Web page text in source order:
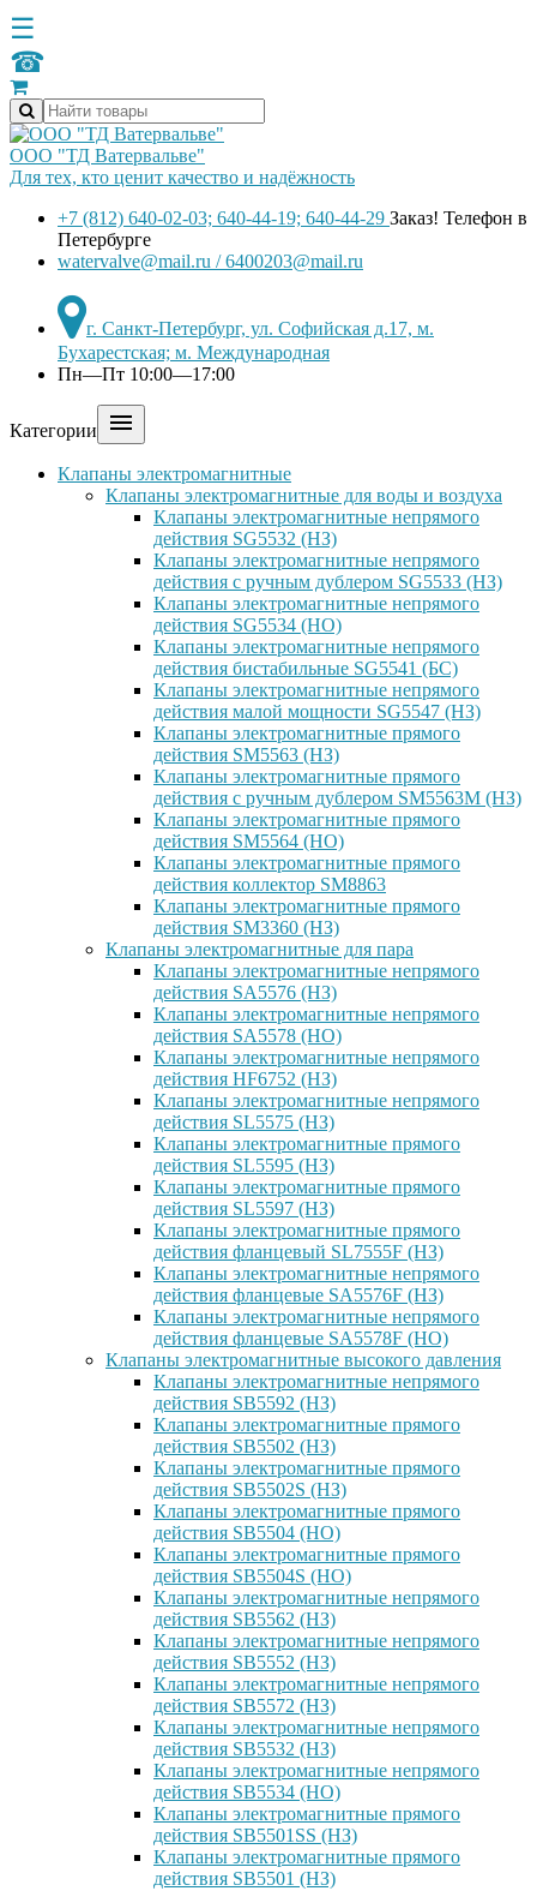
☰
☎
ООО "ТД Ватервальве"
Для тех, кто ценит качество и надёжность
+7 (812) 640-02-03; 640-44-19; 640-44-29 Заказ! Телефон в
Петербурге
watervalve@mail.ru / 6400203@mail.ru
г. Санкт-Петербург, ул. Софийская д.17, м.
Бухарестская; м. Международная
Пн—Пт 10:00—17:00
Категории 
Клапаны электромагнитные
Клапаны электромагнитные для воды и воздуха
Клапаны электромагнитные непрямого
действия SG5532 (НЗ)
Клапаны электромагнитные непрямого
действия с ручным дублером SG5533 (НЗ)
Клапаны электромагнитные непрямого
действия SG5534 (НО)
Клапаны электромагнитные непрямого
действия бистабильные SG5541 (БС)
Клапаны электромагнитные непрямого
действия малой мощности SG5547 (НЗ)
Клапаны электромагнитные прямого
действия SM5563 (НЗ)
Клапаны электромагнитные прямого
действия с ручным дублером SM5563M (НЗ)
Клапаны электромагнитные прямого
действия SM5564 (НО)
Клапаны электромагнитные прямого
дейcтвия коллектор SM8863
Клапаны электромагнитные прямого
действия SM3360 (НЗ)
Клапаны электромагнитные для пара
Клапаны электромагнитные непрямого
действия SA5576 (НЗ)
Клапаны электромагнитные непрямого
действия SA5578 (НО)
Клапаны электромагнитные непрямого
действия HF6752 (НЗ)
Клапаны электромагнитные непрямого
действия SL5575 (НЗ)
Клапаны электромагнитные прямого
действия SL5595 (НЗ)
Клапаны электромагнитные прямого
действия SL5597 (НЗ)
Клапаны электромагнитные прямого
действия фланцевый SL7555F (НЗ)
Клапаны электромагнитные непрямого
действия фланцевые SA5576F (НЗ)
Клапаны электромагнитные непрямого
действия фланцевые SA5578F (НО)
Клапаны электромагнитные высокого давления
Клапаны электромагнитные непрямого
действия SB5592 (НЗ)
Клапаны электромагнитные прямого
действия SB5502 (НЗ)
Клапаны электромагнитные прямого
действия SB5502S (НЗ)
Клапаны электромагнитные прямого
действия SB5504 (НО)
Клапаны электромагнитные прямого
действия SB5504S (НО)
Клапаны электромагнитные непрямого
действия SB5562 (НЗ)
Клапаны электромагнитные непрямого
действия SB5552 (НЗ)
Клапаны электромагнитные непрямого
действия SB5572 (НЗ)
Клапаны электромагнитные непрямого
действия SB5532 (НЗ)
Клапаны электромагнитные непрямого
действия SB5534 (НО)
Клапаны электромагнитные прямого
действия SB5501SS (НЗ)
Клапаны электромагнитные прямого
действия SB5501 (НЗ)